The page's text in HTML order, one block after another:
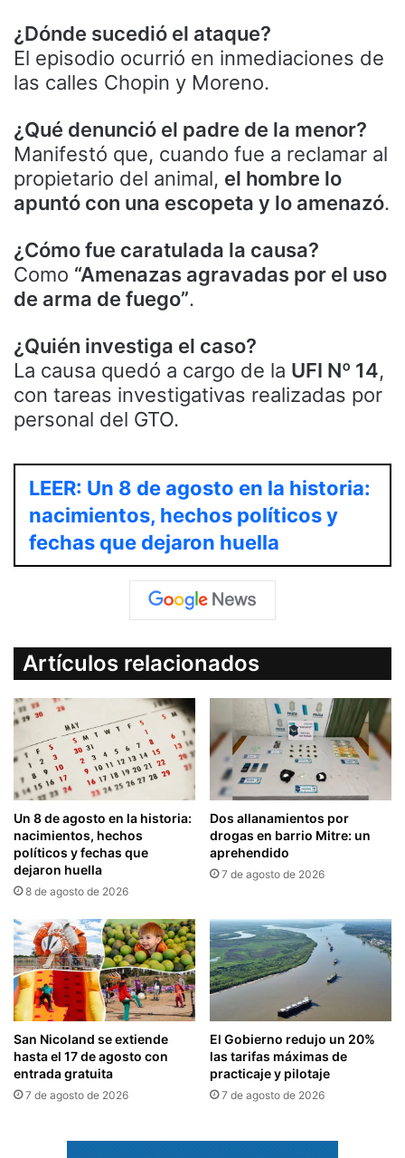
¿Dónde sucedió el ataque?
El episodio ocurrió en inmediaciones de
las calles Chopin y Moreno.
¿Qué denunció el padre de la menor?
Manifestó que, cuando fue a reclamar al
propietario del animal, el hombre lo
apuntó con una escopeta y lo amenazó.
¿Cómo fue caratulada la causa?
Como “Amenazas agravadas por el uso
de arma de fuego”.
¿Quién investiga el caso?
La causa quedó a cargo de la UFI Nº 14,
con tareas investigativas realizadas por
personal del GTO.
LEER: Un 8 de agosto en la historia:
nacimientos, hechos políticos y
fechas que dejaron huella
Artículos relacionados
Un 8 de agosto en la historia:
nacimientos, hechos
políticos y fechas que
dejaron huella
8 de agosto de 2026
Dos allanamientos por
drogas en barrio Mitre: un
aprehendido
7 de agosto de 2026
San Nicoland se extiende
hasta el 17 de agosto con
entrada gratuita
7 de agosto de 2026
El Gobierno redujo un 20%
las tarifas máximas de
practicaje y pilotaje
7 de agosto de 2026